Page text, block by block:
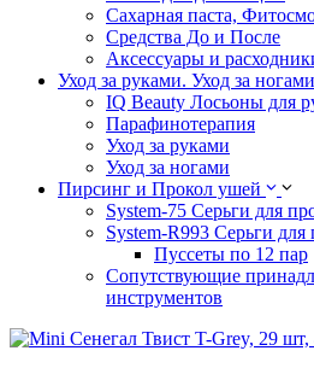
Сахарная паста,
Средства До и После
Аксессуары и
Уход за руками. Уход за
IQ Beauty Лосьоны для
Парафинотерапия
Уход за руками
Уход за ногами
Пирсинг и Прокол ушей
System-75 Серьги для
System-R993 Серьги для
Пуссеты по 12 пар
Cопутствующие
инструментов